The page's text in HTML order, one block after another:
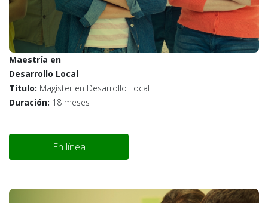
Maestría en
Desarrollo Local
Título: Magíster en Desarrollo Local
Duración: 18 meses
En línea